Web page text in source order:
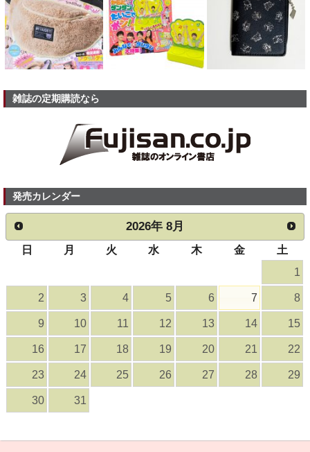
雑誌の定期購読なら
発売カレンダー
2026年 8月
日 月 火 水 木 金
土
1
2 3 4 5 6 7 8
9 10 11 12 13 14 15
16 17 18 19 20 21 22
23 24 25 26 27 28 29
30 31